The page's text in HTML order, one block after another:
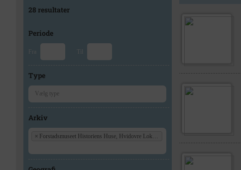
28 resultater
Periode
Fra Til
Type
Arkiv
× Forstadsmuseet Historiens Huse, Hvidovre Lokalarkiv